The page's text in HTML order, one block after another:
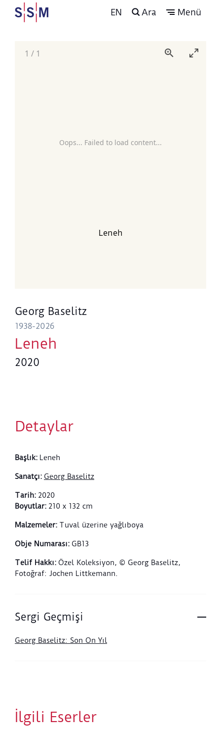
EN Ara Menü
Oops... Failed to load content...
1 / 1
Leneh
Georg Baselitz
1938-2026
Leneh
2020
Detaylar
Başlık: Leneh
Sanatçı: Georg Baselitz
Tarih: 2020
Boyutlar: 210 x 132 cm
Malzemeler: Tuval üzerine yağlıboya
Obje Numarası: GB13
Telif Hakkı: Özel Koleksiyon, © Georg Baselitz,
Fotoğraf: Jochen Littkemann.
Sergi Geçmişi
Georg Baselitz: Son On Yıl
İlgili Eserler